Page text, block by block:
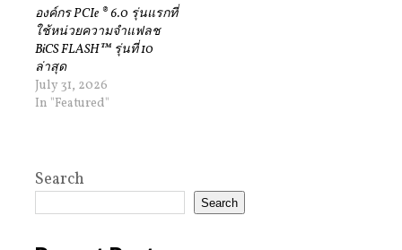
องค์กร PCIe ® 6.0 รุ่นแรกที่
ใช้หน่วยความจำแฟลช
BiCS FLASH™ รุ่นที่ 10
ล่าสุด
July 31, 2026
In "Featured"
Search
Search